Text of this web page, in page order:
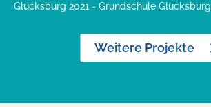
Glücksburg 2021 - Grundschule Glücksburg
Weitere Projekte